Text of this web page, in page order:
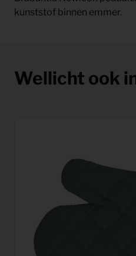
kunststof binnen emmer.
Wellicht ook